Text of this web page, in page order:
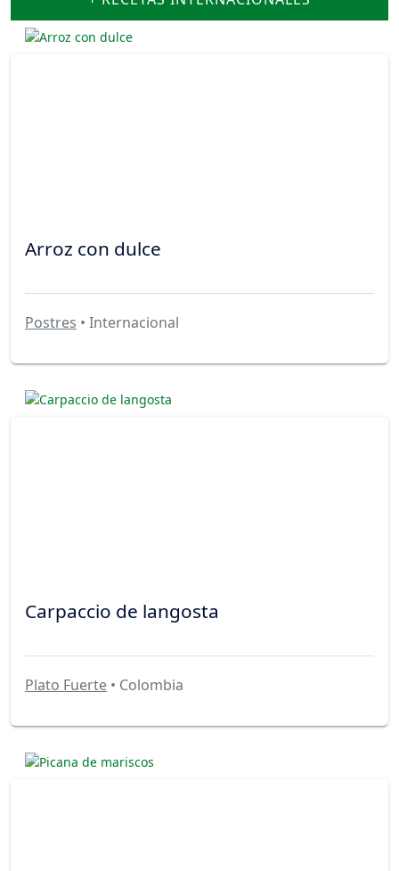
Arroz con dulce
Postres • Internacional
Carpaccio de langosta
Plato Fuerte • Colombia